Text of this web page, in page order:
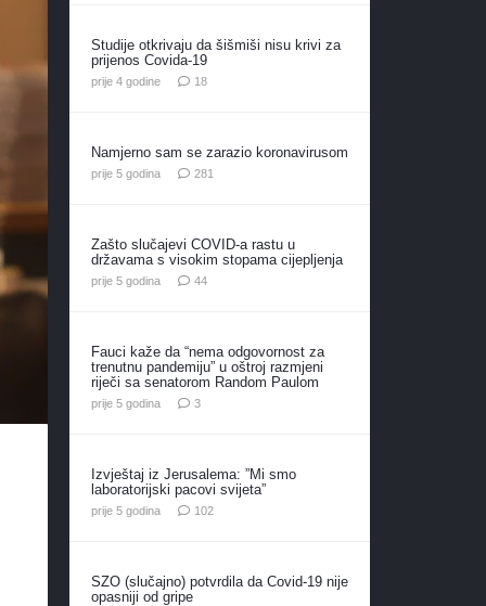
Studije otkrivaju da šišmiši nisu krivi za
prijenos Covida-19
prije 4 godine 18komentara
Namjerno sam se zarazio koronavirusom
prije 5 godina 281
Zašto slučajevi COVID-a rastu u
državama s visokim stopama cijepljenja
prije 5 godina 44komentara
Fauci kaže da “nema odgovornost za
trenutnu pandemiju” u oštroj razmjeni
riječi sa senatorom Random Paulom
prije 5 godina 3komentara
Izvještaj iz Jerusalema: ”Mi smo
laboratorijski pacovi svijeta”
prije 5 godina 102komentara
SZO (slučajno) potvrdila da Covid-19 nije
opasniji od gripe